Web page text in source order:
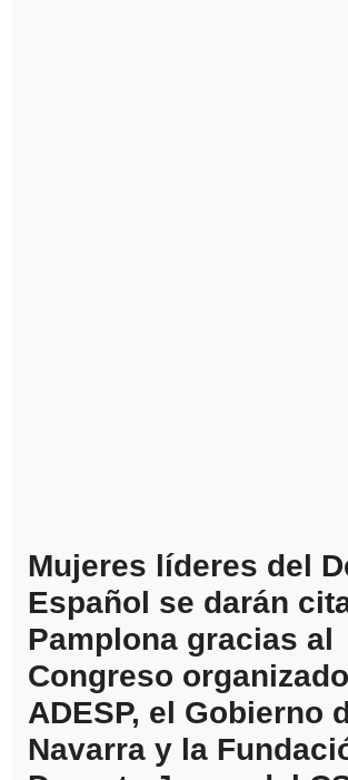
Mujeres líderes del
Español se darán
Pamplona gracias al
Congreso
ADESP, el Gobierno
Navarra y la